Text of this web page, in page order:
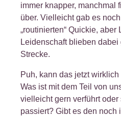
immer knapper, manchmal
über. Vielleicht gab es
„routinierten“ Quickie, aber
Leidenschaft blieben
Strecke.
Puh, kann das jetzt
Was ist mit dem Teil von
vielleicht gern verführt oder
passiert? Gibt es den noch